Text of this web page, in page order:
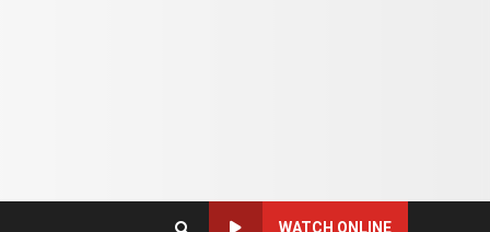
WATCH ONLINE